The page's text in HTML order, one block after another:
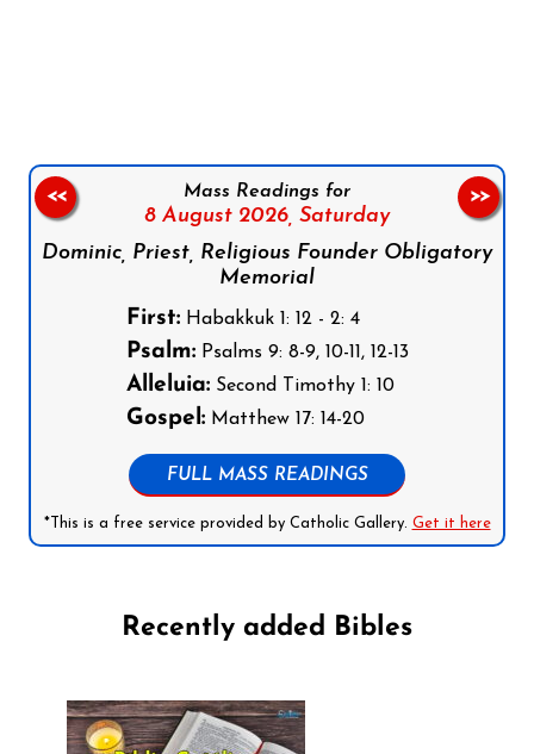
Mass Readings for
8 August 2026, Saturday
Dominic, Priest, Religious Founder Obligatory
Memorial
First:Habakkuk 1: 12 - 2: 4
Psalm:Psalms 9: 8-9, 10-11, 12-13
Alleluia:Second Timothy 1: 10
Gospel:Matthew 17: 14-20
FULL MASS READINGS
*This is a free service provided by Catholic Gallery. Get it here
<< >>
Recently added Bibles